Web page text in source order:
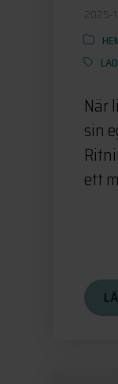
2025-
När
sin
ett